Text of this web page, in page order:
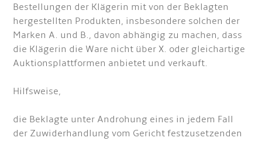
Bestellungen der Klägerin mit von der Beklagten
hergestellten Produkten, insbesondere solchen der
Marken A. und B., davon abhängig zu machen, dass
die Klägerin die Ware nicht über X. oder gleichartige
Auktionsplattformen anbietet und verkauft.
Hilfsweise,
die Beklagte unter Androhung eines in jedem Fall
der Zuwiderhandlung vom Gericht festzusetzenden